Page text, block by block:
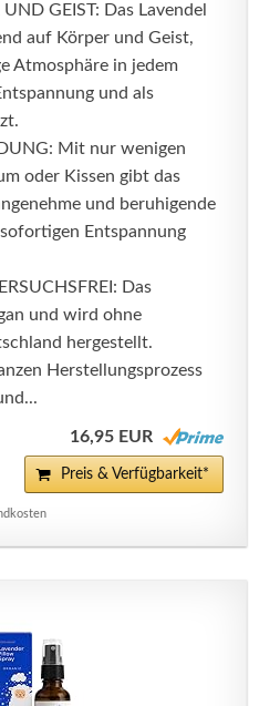
GEIST: Das Lavendel
auf Körper und Geist,
Atmosphäre in jedem
und als
Mit nur wenigen
oder Kissen gibt das
und beruhigende
Entspannung
Das
und wird ohne
hergestellt.
Herstellungsprozess
16,95 EUR
Preis & Verfügbarkeit*